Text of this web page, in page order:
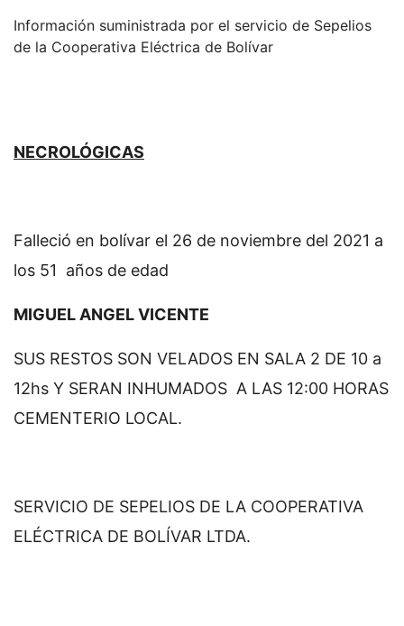
Información suministrada por el servicio de Sepelios
de la Cooperativa Eléctrica de Bolívar
NECROLÓGICAS
Falleció en bolívar el 26 de noviembre del 2021 a
los 51 años de edad
MIGUEL ANGEL VICENTE
SUS RESTOS SON VELADOS EN SALA 2 DE 10 a
12hs Y SERAN INHUMADOS A LAS 12:00 HORAS
CEMENTERIO LOCAL.
SERVICIO DE SEPELIOS DE LA COOPERATIVA
ELÉCTRICA DE BOLÍVAR LTDA.